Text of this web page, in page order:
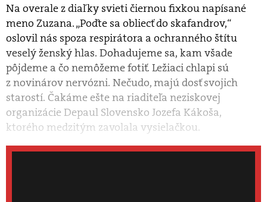
Na overale z diaľky svieti čiernou fixkou napísané
meno Zuzana. „Poďte sa obliecť do skafandrov,“
oslovil nás spoza respirátora a ochranného štítu
veselý ženský hlas. Dohadujeme sa, kam všade
pôjdeme a čo nemôžeme fotiť. Ležiaci chlapi sú
z novinárov nervózni. Nečudo, majú dosť svojich
starostí. Čakáme ešte na riaditeľa neziskovej
organizácie Depaul Slovensko Jozefa Kákoša,
ktorého medzitým zavolala vysielačkou.